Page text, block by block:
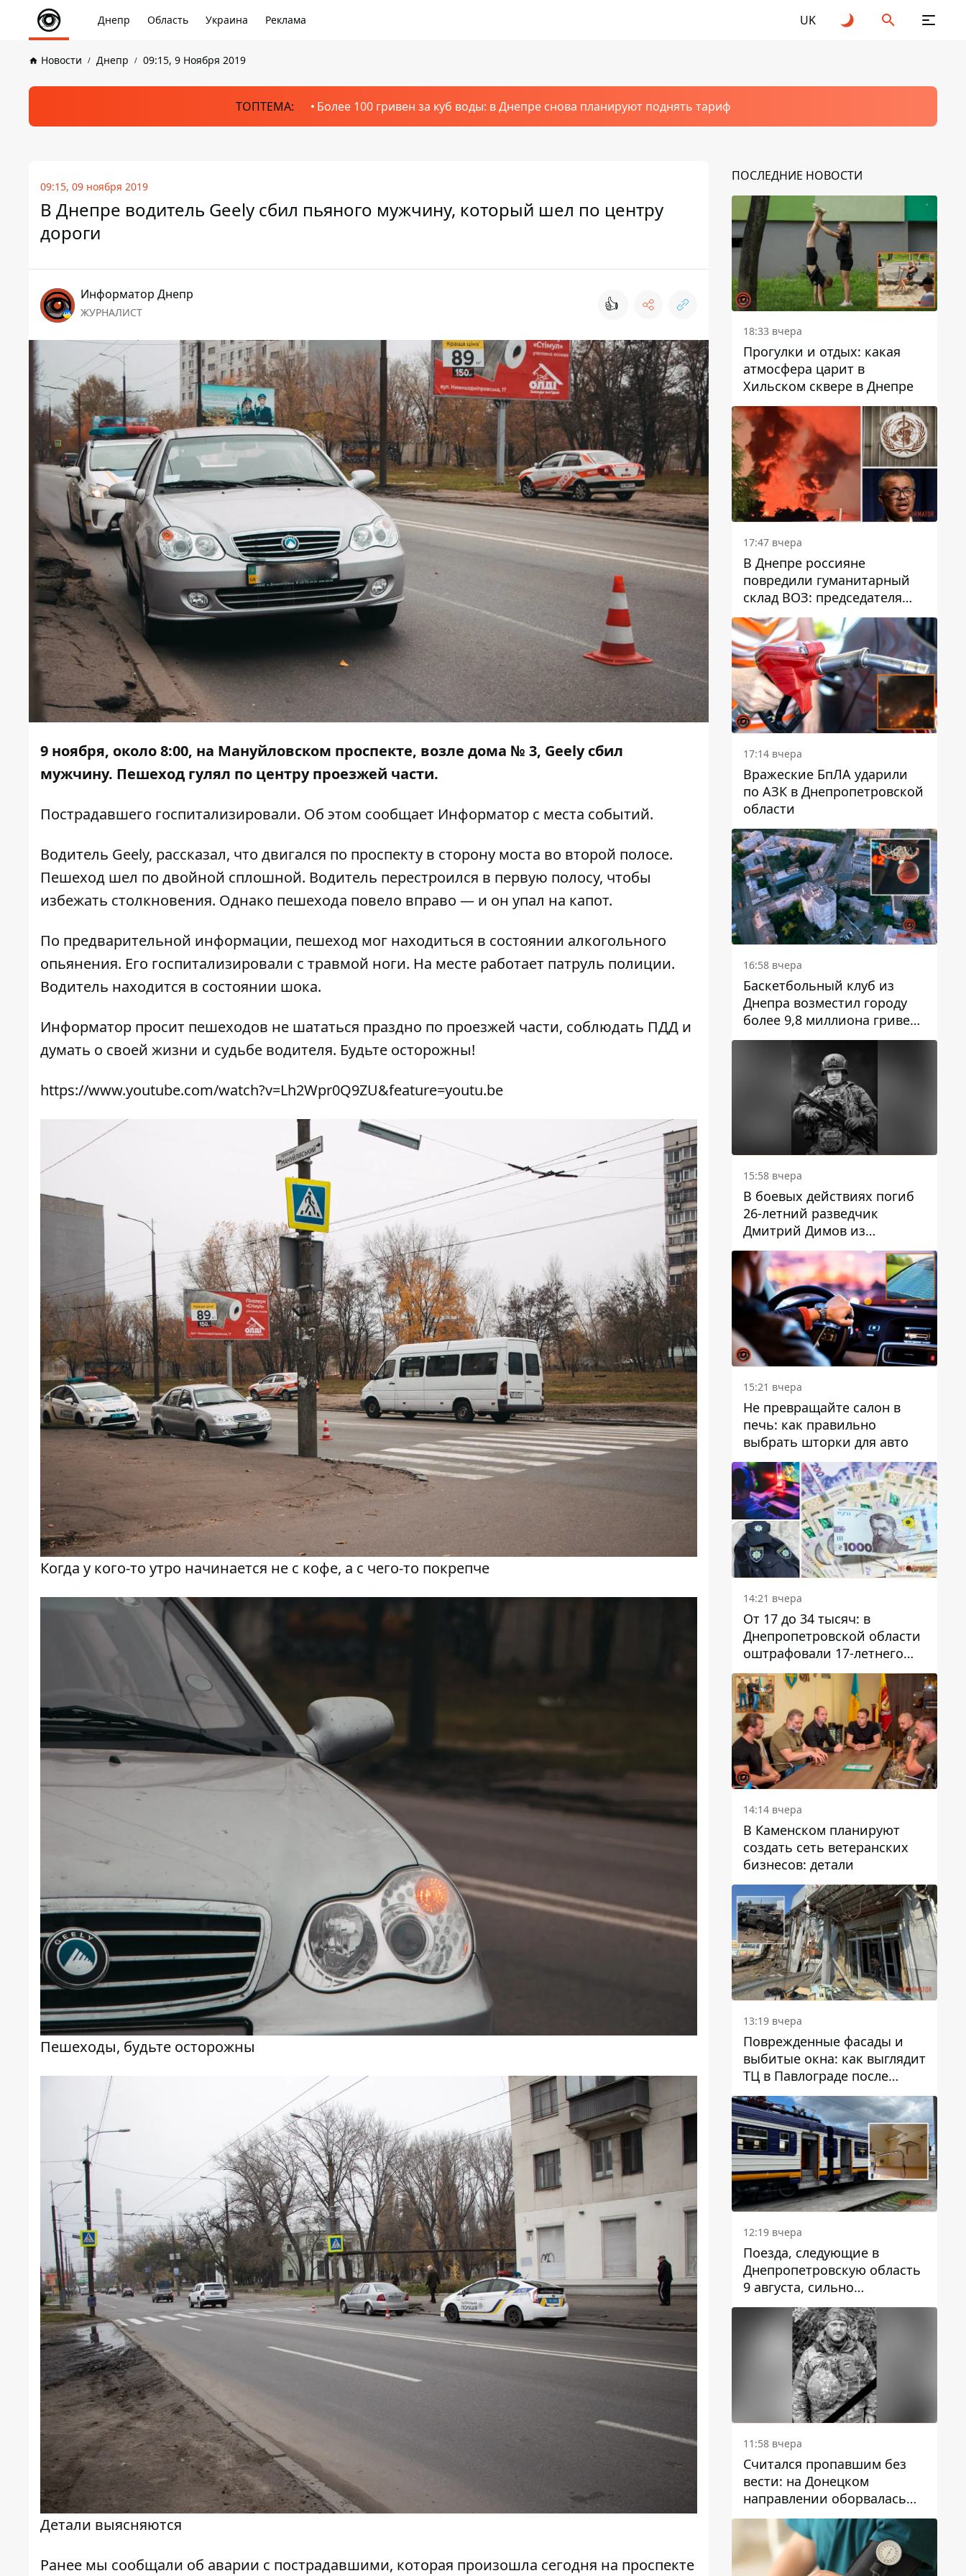
Днепр Область Украина Реклама UK
Новости Днепр 09:15, 9 Ноября 2019
ТОПТЕМА: Более 100 гривен за куб воды: в Днепре снова планируют поднять тариф
09:15, 09 ноября 2019
В Днепре водитель Geely сбил пьяного мужчину, который шел по центру
дороги
Информатор Днепр
ЖУРНАЛИСТ 👍
9 ноября, около 8:00, на Мануйловском проспекте, возле дома № 3, Geely сбил
мужчину. Пешеход гулял по центру проезжей части.
Пострадавшего госпитализировали. Об этом сообщает Информатор с места событий.
Водитель Geely, рассказал, что двигался по проспекту в сторону моста во второй полосе.
Пешеход шел по двойной сплошной. Водитель перестроился в первую полосу, чтобы
избежать столкновения. Однако пешехода повело вправо — и он упал на капот.
По предварительной информации, пешеход мог находиться в состоянии алкогольного
опьянения. Его госпитализировали с травмой ноги. На месте работает патруль полиции.
Водитель находится в состоянии шока.
Информатор просит пешеходов не шататься праздно по проезжей части, соблюдать ПДД и
думать о своей жизни и судьбе водителя. Будьте осторожны!
https://www.youtube.com/watch?v=Lh2Wpr0Q9ZU&feature=youtu.be
Когда у кого-то утро начинается не с кофе, а с чего-то покрепче
Пешеходы, будьте осторожны
Детали выясняются
Ранее мы сообщали об аварии с пострадавшими, которая произошла сегодня на проспекте
ПОСЛЕДНИЕ НОВОСТИ
18:33 вчера
Прогулки и отдых: какая
атмосфера царит в
Хильском сквере в Днепре
17:47 вчера
В Днепре россияне
повредили гуманитарный
склад ВОЗ: председателя
организации критикуют за
"неоднозначное"
сообщение
17:14 вчера
Вражеские БпЛА ударили
по АЗК в Днепропетровской
области
16:58 вчера
Баскетбольный клуб из
Днепра возместил городу
более 9,8 миллиона гривен
долга
15:58 вчера
В боевых действиях погиб
26-летний разведчик
Дмитрий Димов из
Никополя
15:21 вчера
Не превращайте салон в
печь: как правильно
выбрать шторки для авто
14:21 вчера
От 17 до 34 тысяч: в
Днепропетровской области
оштрафовали 17-летнего
парня за развлекательный
стрим в полицейской
форме
14:14 вчера
В Каменском планируют
создать сеть ветеранских
бизнесов: детали
13:19 вчера
Поврежденные фасады и
выбитые окна: как выглядит
ТЦ в Павлограде после
удара дрона
12:19 вчера
Поезда, следующие в
Днепропетровскую область
9 августа, сильно
задерживаются
11:58 вчера
Считался пропавшим без
вести: на Донецком
направлении оборвалась
жизнь Анатолия Ткачука из
Днепропетровской области